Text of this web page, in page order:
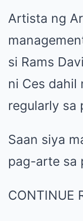
Artista ng
si Rams
ni Ces dahil
regularly sa
Saan siya
pag-arte sa
CONTINUE